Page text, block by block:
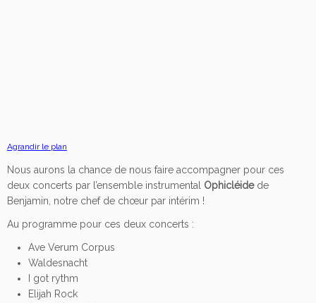
Agrandir le plan
Nous aurons la chance de nous faire accompagner pour ces
deux concerts par l’ensemble instrumental Ophicléidede
Benjamin, notre chef de chœur par intérim !
Au programme pour ces deux concerts :
Ave Verum Corpus
Waldesnacht
I got rythm
Elijah Rock